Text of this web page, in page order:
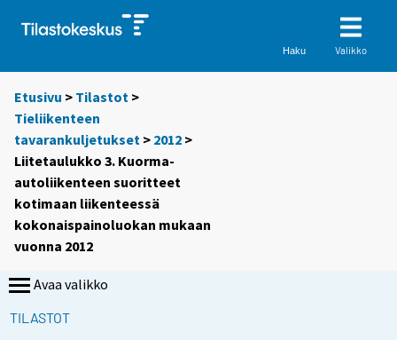
Haku Valikko
Etusivu > Tilastot >
Tieliikenteen
tavarankuljetukset > 2012 >
Liitetaulukko 3. Kuorma-
autoliikenteen suoritteet
kotimaan liikenteessä
kokonaispainoluokan mukaan
vuonna 2012
Avaa valikko
TILASTOT